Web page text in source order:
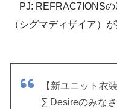
PJ: REFRAC7IONSの
（シグマディザイア）が
【新ユニット衣
∑ Desireのみな